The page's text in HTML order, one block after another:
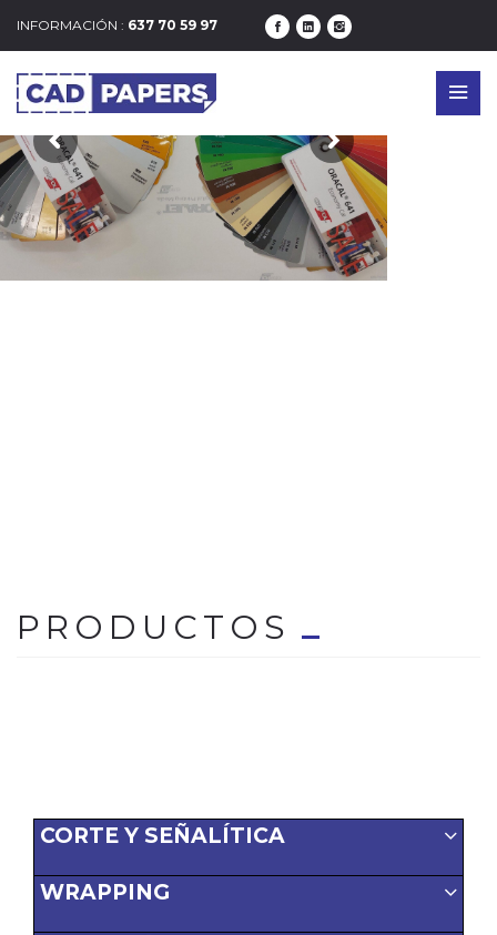
INFORMACIÓN : 637 70 59 97
PRODUCTOS
CORTE Y SEÑALÍTICA
WRAPPING